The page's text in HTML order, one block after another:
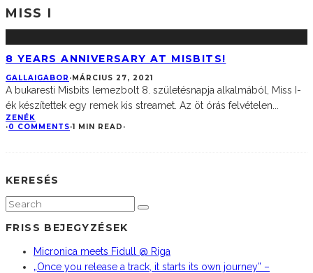
MISS I
8 YEARS ANNIVERSARY AT MISBITS!
GALLAIGABOR ·MÁRCIUS 27, 2021
A bukaresti Misbits lemezbolt 8. születésnapja alkalmából, Miss I-
ék készítettek egy remek kis streamet. Az öt órás felvételen
ZENÉK
·0 COMMENTS·1 MIN READ ·
KERESÉS
FRISS BEJEGYZÉSEK
Micronica meets Fidull @ Riga
„Once you release a track, it starts its own journey” –